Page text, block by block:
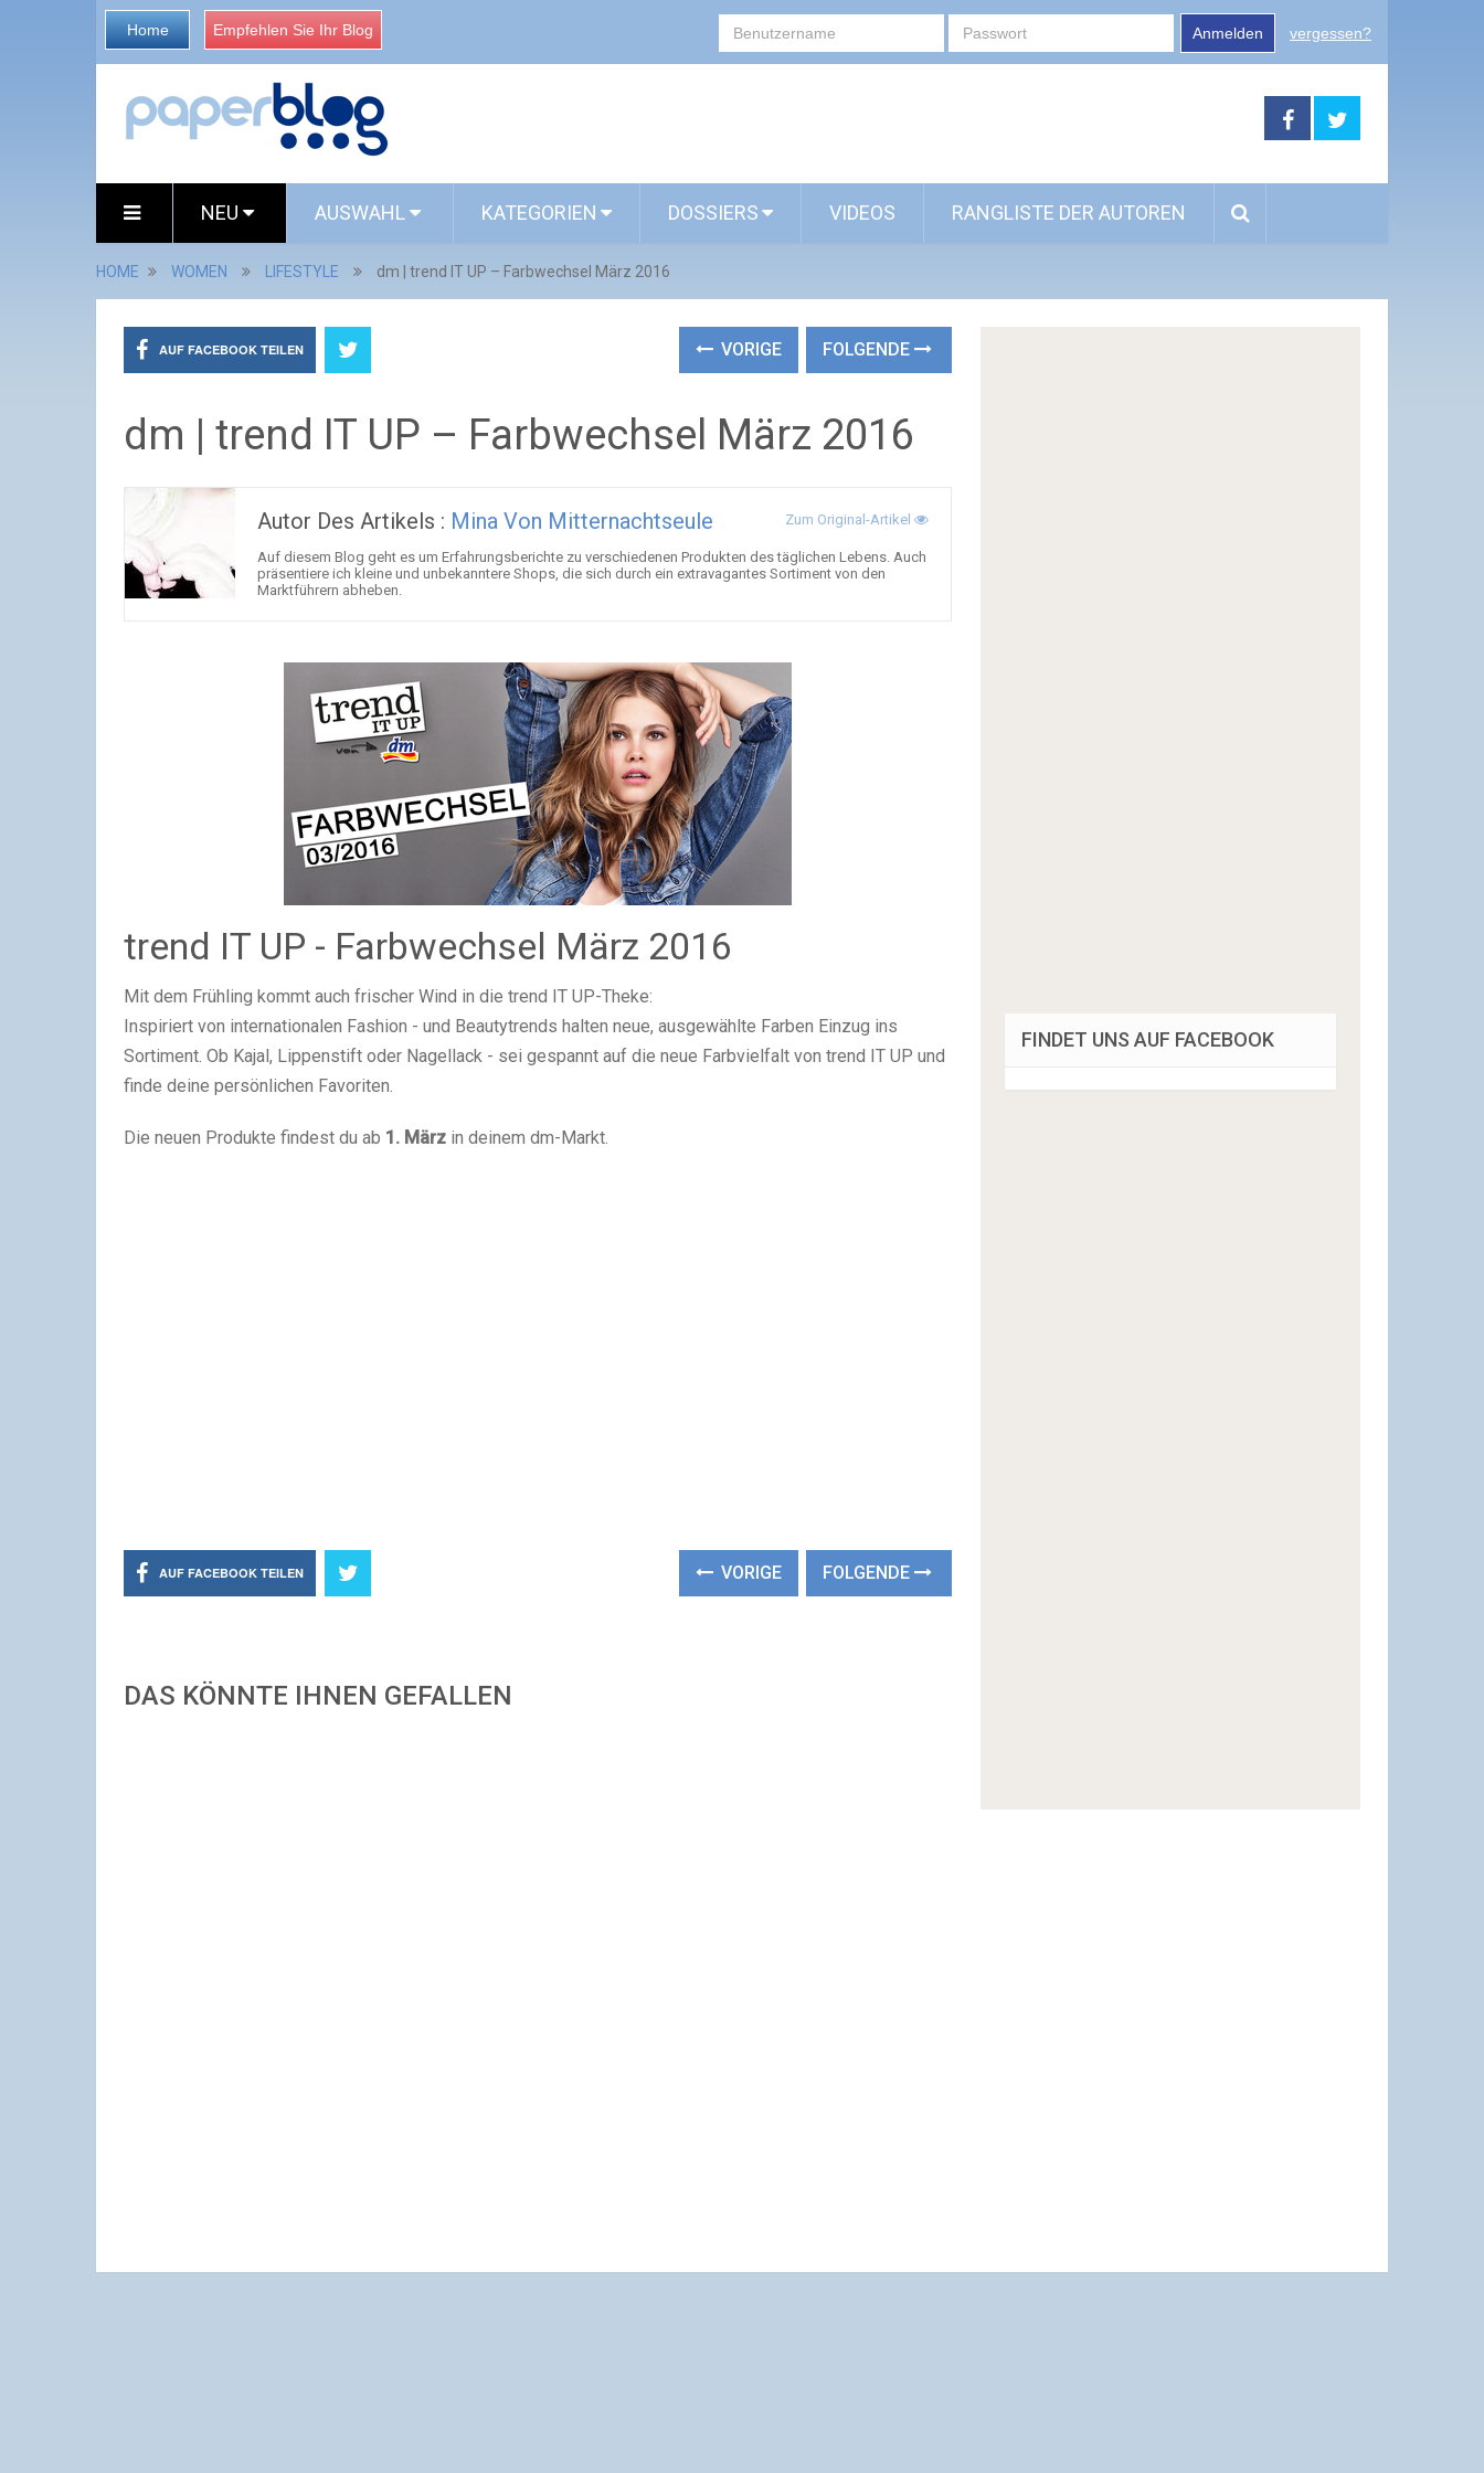
Home Empfehlen Sie Ihr Blog Anmelden vergessen?
NEU AUSWAHL KATEGORIEN DOSSIERS VIDEOS RANGLISTE DER AUTOREN
HOME WOMEN LIFESTYLE dm | trend IT UP – Farbwechsel März 2016
AUF FACEBOOK TEILEN VORIGE FOLGENDE
dm | trend IT UP – Farbwechsel März 2016
Autor Des Artikels : Mina Von Mitternachtseule Zum Original-Artikel
Auf diesem Blog geht es um Erfahrungsberichte zu verschiedenen Produkten des täglichen Lebens. Auch
präsentiere ich kleine und unbekanntere Shops, die sich durch ein extravagantes Sortiment von den
Marktführern abheben.
trend IT UP - Farbwechsel März 2016
Mit dem Frühling kommt auch frischer Wind in die trend IT UP-Theke:
Inspiriert von internationalen Fashion - und Beautytrends halten neue, ausgewählte Farben Einzug ins
Sortiment. Ob Kajal, Lippenstift oder Nagellack - sei gespannt auf die neue Farbvielfalt von trend IT UP und
finde deine persönlichen Favoriten.
Die neuen Produkte findest du ab 1. März in deinem dm-Markt.
AUF FACEBOOK TEILEN VORIGE FOLGENDE
DAS KÖNNTE IHNEN GEFALLEN
FINDET UNS AUF FACEBOOK